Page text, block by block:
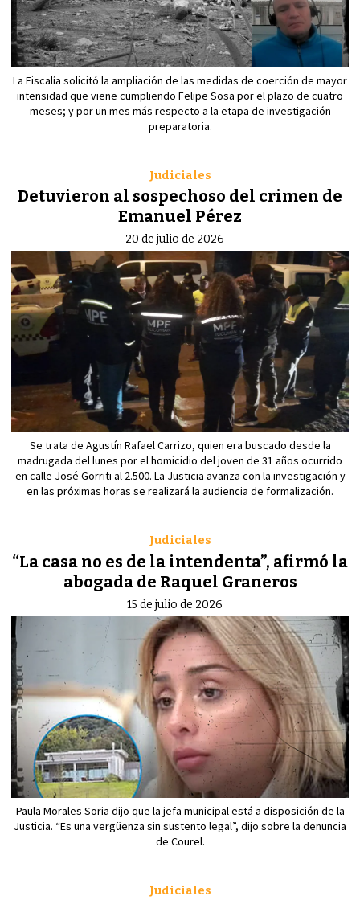
La Fiscalía solicitó la ampliación de las medidas de coerción de mayor
intensidad que viene cumpliendo Felipe Sosa por el plazo de cuatro
meses; y por un mes más respecto a la etapa de investigación
preparatoria.
Detuvieron al sospechoso del crimen de
Emanuel Pérez
Judiciales
20 de julio de 2026
Se trata de Agustín Rafael Carrizo, quien era buscado desde la
madrugada del lunes por el homicidio del joven de 31 años ocurrido
en calle José Gorriti al 2.500. La Justicia avanza con la investigación y
en las próximas horas se realizará la audiencia de formalización.
“La casa no es de la intendenta”, afirmó la
abogada de Raquel Graneros
Judiciales
15 de julio de 2026
Paula Morales Soria dijo que la jefa municipal está a disposición de la
Justicia. “Es una vergüenza sin sustento legal”, dijo sobre la denuncia
de Courel.
Judiciales